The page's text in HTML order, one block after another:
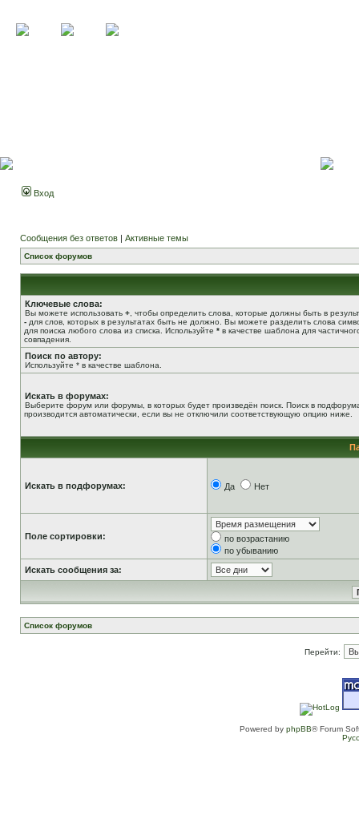
Вход
Сообщения без ответов | Активные темы
Список форумов
Ключевые слова:
Вы можете использовать + , чтобы определить слова, которые должны быть в
- для слов, которых в результатах быть не должно. Вы можете разделить слова
для поиска любого слова из списка. Используйте * в качестве шаблона для
совпадения.
Поиск по автору:
Используйте * в качестве шаблона.
Искать в форумах:
Выберите форум или форумы, в которых будет произведён поиск. Поиск в
производится автоматически, если вы не отключили соответствующую опцию ниже.
Искать в подфорумах: Да Нет
Поле сортировки:
по возрастанию
по убыванию
Искать сообщения за:
Список форумов
Перейти:
Powered by phpBB® Forum